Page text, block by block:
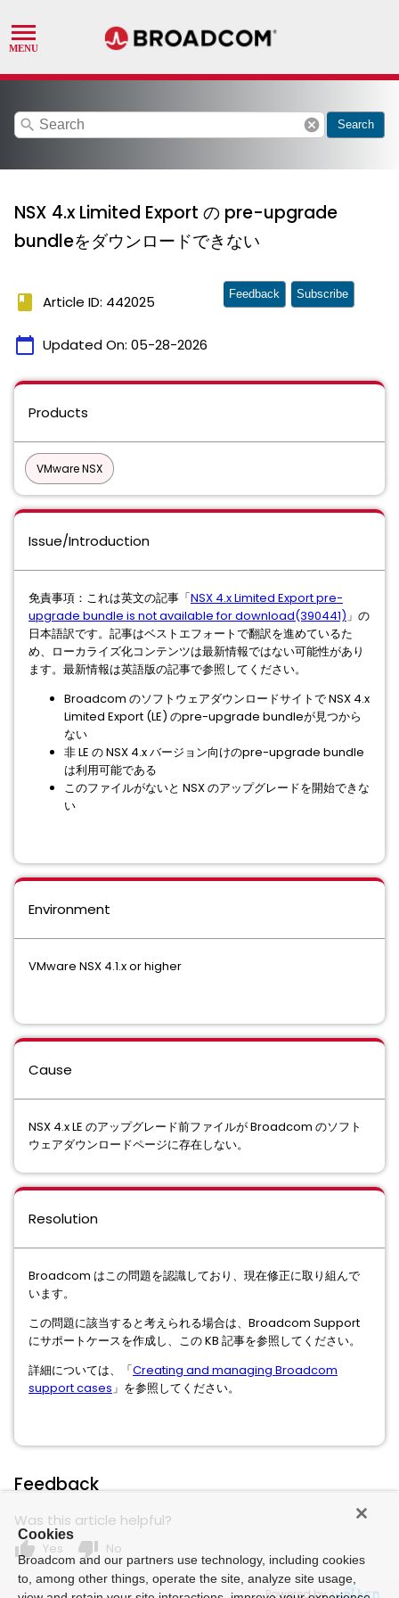
search cancel Search
NSX 4.x Limited Export の pre-upgrade
bundleをダウンロードできない
book Article ID: 442025
calendar_today Updated On: 05-28-2026
Feedback Subscribe
Products
VMware NSX
Issue/Introduction
免責事項：これは英文の記事「NSX 4.x Limited Export pre-
upgrade bundle is not available for download(390441)」の
日本語訳です。記事はベストエフォートで翻訳を進めているた
め、ローカライズ化コンテンツは最新情報ではない可能性があり
ます。最新情報は英語版の記事で参照してください。
Broadcom のソフトウェアダウンロードサイトで NSX 4.x
Limited Export (LE) のpre-upgrade bundleが見つから
ない
非 LE の NSX 4.x バージョン向けのpre-upgrade bundle
は利用可能である
このファイルがないと NSX のアップグレードを開始できな
い
Environment
VMware NSX 4.1.x or higher
Cause
NSX 4.x LE のアップグレード前ファイルが Broadcom のソフト
ウェアダウンロードページに存在しない。
Resolution
Broadcom はこの問題を認識しており、現在修正に取り組んで
います。
この問題に該当すると考えられる場合は、Broadcom Support
にサポートケースを作成し、この KB 記事を参照してください。
詳細については、「Creating and managing Broadcom
support cases」を参照してください。
Feedback
Was this article helpful?
thumb_up Yes thumb_down No
Powered by
Cookies
Broadcom and our partners use technology, including cookies
to, among other things, operate the site, analyze site usage,